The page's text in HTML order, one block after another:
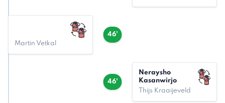
46'
Martin Vetkal
46'
Neraysho
Kasanwirjo
Thijs Kraaijeveld